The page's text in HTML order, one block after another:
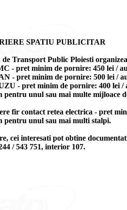
SPATIU PUBLICITAR
de Transport Public Ploiesti
- pret minim de pornire: 450 lei /
- pret minim de pornire: 500 lei /
- pret minim de pornire: 400 lei
pentru unul sau mai multe mijloace
fir contact retea electrica - pret
pentru unul sau mai multi stalpi.
cei interesati pot obtine
/ 543 751, interior 107.